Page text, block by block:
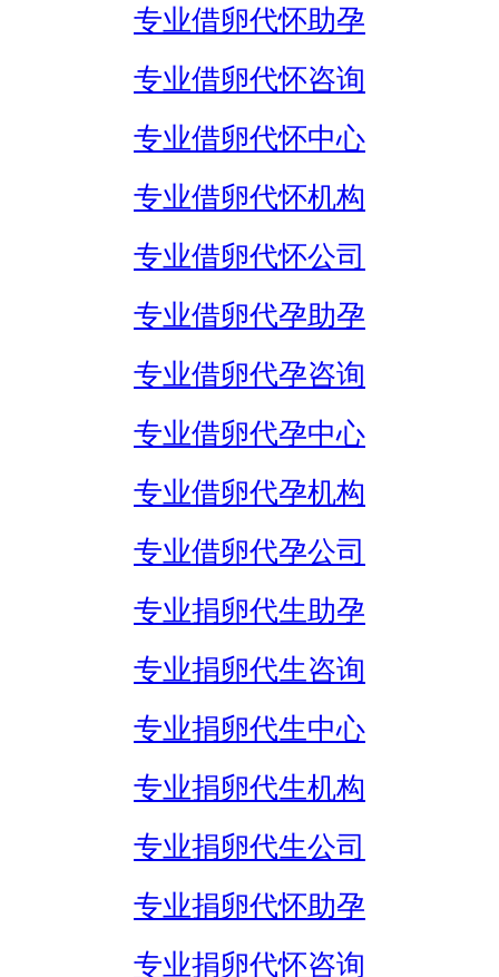
专业借卵代怀助孕
专业借卵代怀咨询
专业借卵代怀中心
专业借卵代怀机构
专业借卵代怀公司
专业借卵代孕助孕
专业借卵代孕咨询
专业借卵代孕中心
专业借卵代孕机构
专业借卵代孕公司
专业捐卵代生助孕
专业捐卵代生咨询
专业捐卵代生中心
专业捐卵代生机构
专业捐卵代生公司
专业捐卵代怀助孕
专业捐卵代怀咨询